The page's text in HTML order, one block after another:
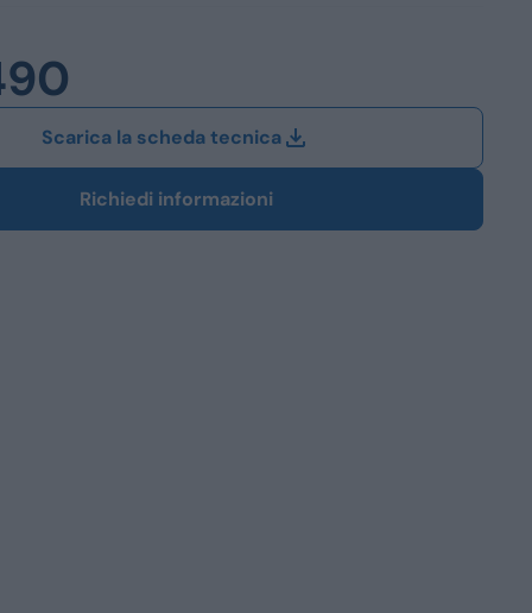
Scarica la scheda tecnica
Richiedi informazioni